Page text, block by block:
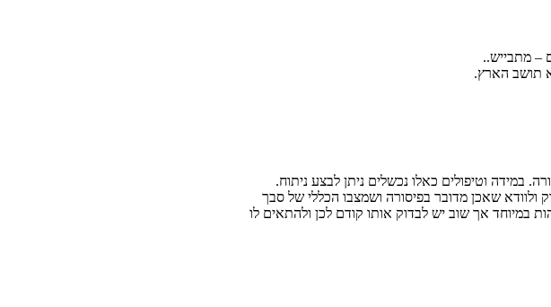
תושב הארץ.
במידה וטיפולים כאלו נכשלים ניתן לבצע ניתוח.
שאכן מדובר בפיסורה ושמצבו הכללי של סבך
במיוחד אך שוב יש לבדוק אותו קודם לכן ולהתאים לו